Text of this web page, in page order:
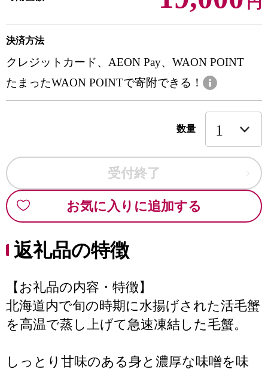
決済方法
クレジットカード、AEON Pay、WAON POINT
たまったWAON POINTで寄附できる！
数量
受付終了
お気に入りに追加する
返礼品の特徴
【お礼品の内容・特徴】
北海道内で旬の時期に水揚げされた活毛蟹
を高温で蒸し上げて急速凍結した毛蟹。
しっとり甘味のある身と濃厚な味噌を味